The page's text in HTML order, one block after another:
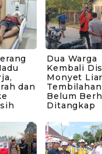
dan
Dua Warga
Kembali
Monyet
Tembilahan
Belum
Ditangkap